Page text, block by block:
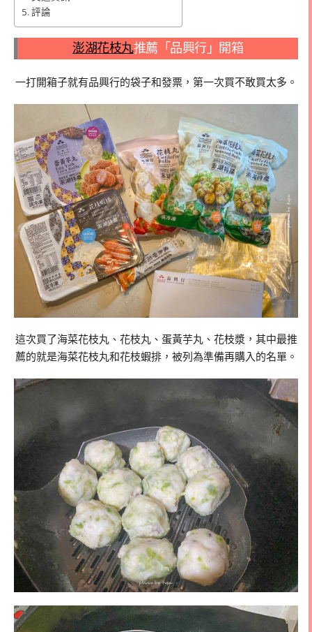
評論
澎湖花枝丸推薦「品興行」開箱
一打開箱子就有品興行的袋子和發票，第一次買不敢買太多。
這次買了海菜花枝丸、花枝丸、蛋黃芋丸、花枝漿，其中最推
薦的就是海菜花枝丸和花枝蝦排，被列為準備再購入的名單。